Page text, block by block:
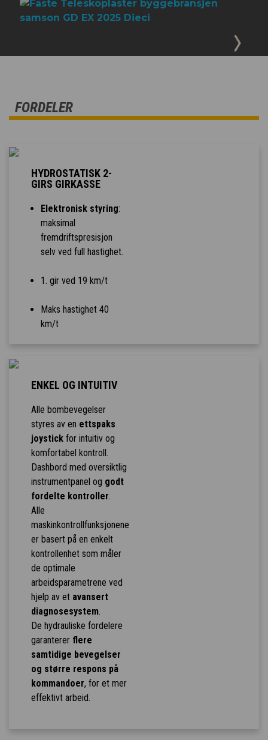
FORDELER
HYDROSTATISK 2-
GIRS GIRKASSE
Elektronisk styring:
maksimal
fremdriftspresisjon
selv ved full hastighet.
1. gir ved 19 km/t
Maks hastighet 40
km/t
ENKEL OG INTUITIV
Alle bombevegelser
styres av en ettspaks
joystickfor intuitiv og
komfortabel kontroll.
Dashbord med oversiktlig
instrumentpanel og godt
fordelte kontroller.
Alle
maskinkontrollfunksjonene
er basert på en enkelt
kontrollenhet som måler
de optimale
arbeidsparametrene ved
hjelp av et avansert
diagnosesystem.
De hydrauliske fordelere
garanterer flere
samtidige bevegelser
og større respons på
kommandoer, for et mer
effektivt arbeid.